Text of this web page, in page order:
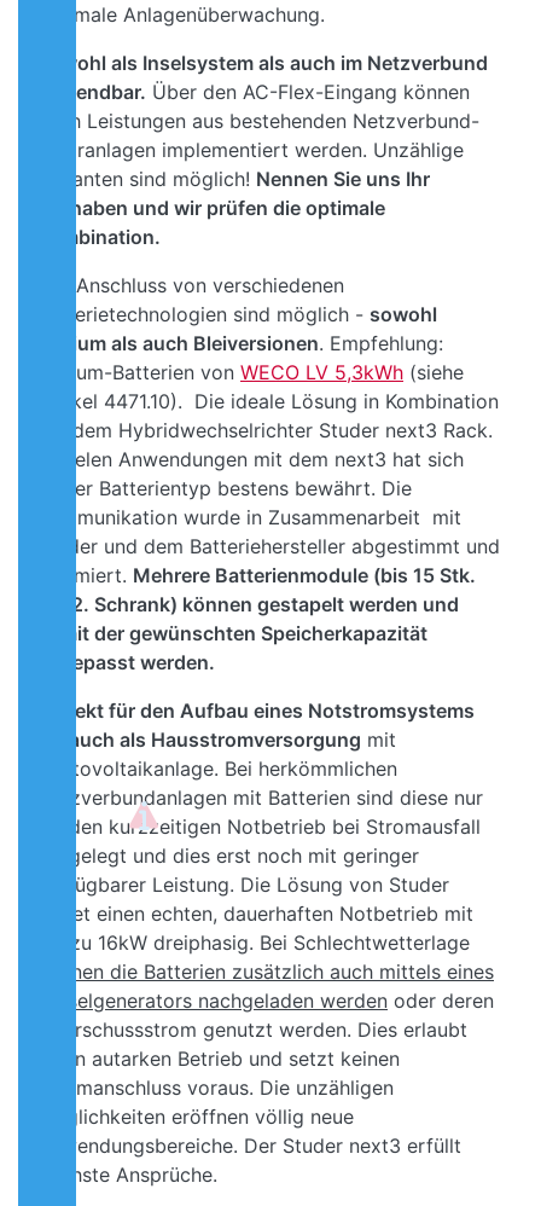
optimale Anlagenüberwachung.
Sowohl als Inselsystem als auch im Netzverbund
anwendbar. Über den AC-Flex-Eingang können
auch Leistungen aus bestehenden Netzverbund-
Solaranlagen implementiert werden. Unzählige
Varianten sind möglich! Nennen Sie uns Ihr
Vorhaben und wir prüfen die optimale
Kombination.
Der Anschluss von verschiedenen
Batterietechnologien sind möglich - sowohl
Lithium als auch Bleiversionen. Empfehlung:
Lithium-Batterien von WECO LV 5,3kWh (siehe
Artikel 4471.10). Die ideale Lösung in Kombination
mit dem Hybridwechselrichter Studer next3 Rack.
In vielen Anwendungen mit dem next3 hat sich
dieser Batterientyp bestens bewährt. Die
Kommunikation wurde in Zusammenarbeit mit
Studer und dem Batteriehersteller abgestimmt und
optimiert. Mehrere Batterienmodule (bis 15 Stk.
mit 2. Schrank) können gestapelt werden und
somit der gewünschten Speicherkapazität
angepasst werden.
Perfekt für den Aufbau eines Notstromsystems
als auch als Hausstromversorgung mit
Photovoltaikanlage. Bei herkömmlichen
Netzverbundanlagen mit Batterien sind diese nur
für den kurzzeitigen Notbetrieb bei Stromausfall
ausgelegt und dies erst noch mit geringer
verfügbarer Leistung. Die Lösung von Studer
bietet einen echten, dauerhaften Notbetrieb mit
bis zu 16kW dreiphasig. Bei Schlechtwetterlage
können die Batterien zusätzlich auch mittels eines
Dieselgenerators nachgeladen werden oder deren
Überschussstrom genutzt werden. Dies erlaubt
einen autarken Betrieb und setzt keinen
Stromanschluss voraus. Die unzähligen
Möglichkeiten eröffnen völlig neue
Anwendungsbereiche. Der Studer next3 erfüllt
höchste Ansprüche.